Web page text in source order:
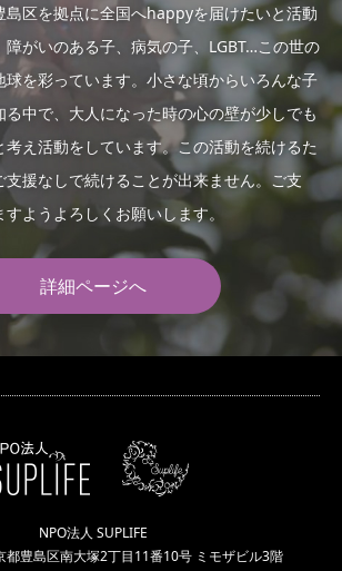
島区を拠点に全国へhappyを届けたいと活動
障がいのある子、病気の子、LGBT…この世の
球を彩っています。小さな頃からいろんな子
中で、大人になった時の心の壁が少しでも
え活動をしています。この活動を続けるた
援なしで続けることが出来ません。ご支
ようよろしくお願いします。
詳細ページへ
NPO法人 SUPLIFE
都豊島区南大塚2丁目11番10号 ミモザビル3階